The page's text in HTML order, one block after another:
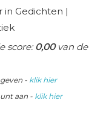
in Gedichten |
score:0,00van de
- klik hier
aan - klik hier